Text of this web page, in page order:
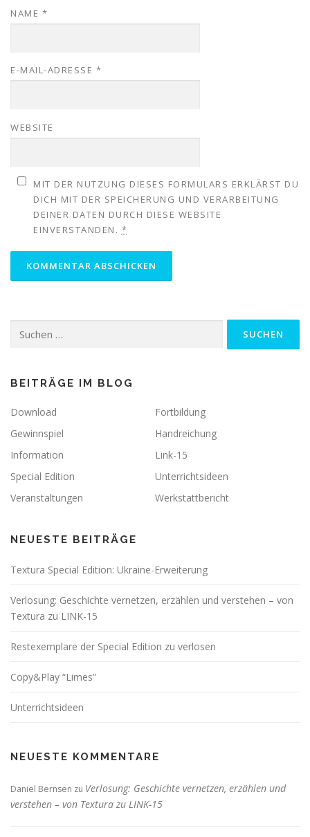
NAME *
E-MAIL-ADRESSE *
WEBSITE
MIT DER NUTZUNG DIESES FORMULARS ERKLÄRST DU
DICH MIT DER SPEICHERUNG UND VERARBEITUNG
DEINER DATEN DURCH DIESE WEBSITE
EINVERSTANDEN. *
nach:
BEITRÄGE IM BLOG
Download
Fortbildung
Gewinnspiel
Handreichung
Information
Link-15
Special Edition
Unterrichtsideen
Veranstaltungen
Werkstattbericht
NEUESTE BEITRÄGE
Textura Special Edition: Ukraine-Erweiterung
Verlosung: Geschichte vernetzen, erzählen und verstehen – von
Textura zu LINK-15
Restexemplare der Special Edition zu verlosen
Copy&Play “Limes”
Unterrichtsideen
NEUESTE KOMMENTARE
Daniel Bernsen zu Verlosung: Geschichte vernetzen, erzählen und
verstehen – von Textura zu LINK-15